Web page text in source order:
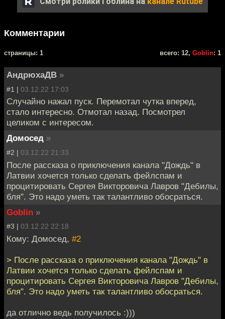
Комментарии
cтраницы: 1 всего: 12, Goblin: 1
АндрюхаДВ »
#1 | 03.12.22 17:03
Случайно нажал пуск. Перемотал чутка вперед,
стало интересно. Отмотал назад. Посмотрел
целиком с интересом.
Домосед »
#2 | 03.12.22 21:33
После рассказа о приключения канала "Дождь" в
Латвии хочется только сделать фейлспам и
процитировать Сергея Викторовича Лавров "Дебилы,
бля". Это надо уметь так талантливо обосраться.
Goblin »
#3 | 03.12.22 22:18
Кому: Домосед, #2
> После рассказа о приключения канала "Дождь" в
Латвии хочется только сделать фейлспам и
процитировать Сергея Викторовича Лавров "Дебилы,
бля". Это надо уметь так талантливо обосраться.
да отлично ведь получилось :)))